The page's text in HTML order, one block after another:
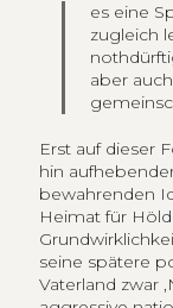
es eine
zugleich
aber
Erst auf dieser
hin
bewahrenden
Heimat für
seine spätere
Vaterland zwar